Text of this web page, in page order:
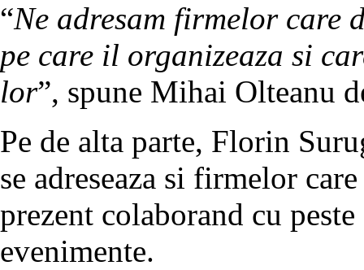
“Ne adresam firmelor care
pe care il organizeaza si
lor”, spune Mihai Olteanu
Pe de alta parte, Florin
se adreseaza si firmelor
prezent colaborand cu
evenimente.